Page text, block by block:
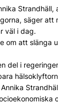
Strandhäll,
säger att
väl i dag.
om att slänga
del i